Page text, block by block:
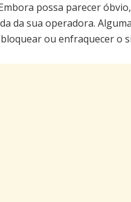
possa parecer
da sua operadora.
ou enfraquecer o